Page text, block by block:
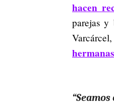
hacen
parejas y
hermanas